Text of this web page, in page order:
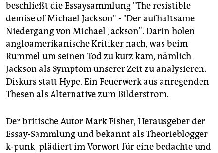
beschließt die Essaysammlung "The resistible
demise of Michael Jackson" - "Der aufhaltsame
Niedergang von Michael Jackson". Darin holen
angloamerikanische Kritiker nach, was beim
Rummel um seinen Tod zu kurz kam, nämlich
Jackson als Symptom unserer Zeit zu analysieren.
Diskurs statt Hype. Ein Feuerwerk aus anregenden
Thesen als Alternative zum Bilderstrom.
Der britische Autor Mark Fisher, Herausgeber der
Essay-Sammlung und bekannt als Theorieblogger
k-punk, plädiert im Vorwort für eine bedachte und